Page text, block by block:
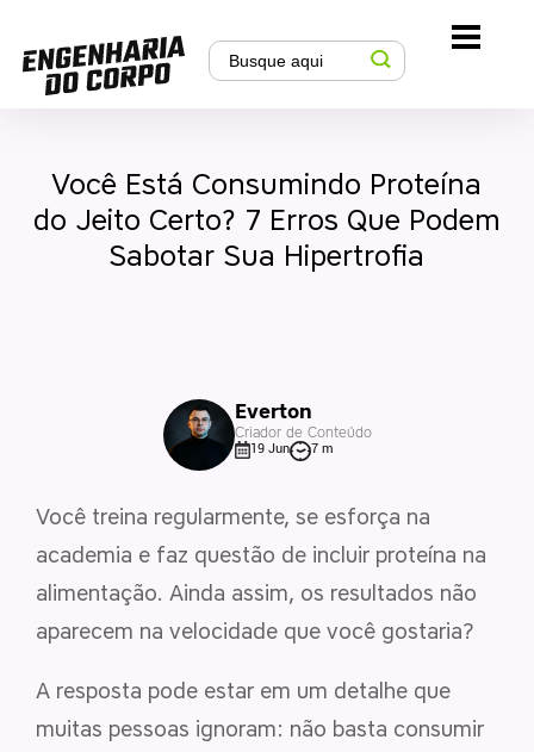
Você Está Consumindo Proteína
do Jeito Certo? 7 Erros Que Podem
Sabotar Sua Hipertrofia
Everton
Criador de Conteúdo
19 Jun 7 m
Você treina regularmente, se esforça na
academia e faz questão de incluir proteína na
alimentação. Ainda assim, os resultados não
aparecem na velocidade que você gostaria?
A resposta pode estar em um detalhe que
muitas pessoas ignoram: não basta consumir